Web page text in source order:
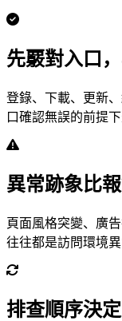
先覈對入口
登錄、下載、更新
口確認無誤的前提下
異常跡象比
頁面風格突變、廣
往往都是訪問環境異
排查順序決